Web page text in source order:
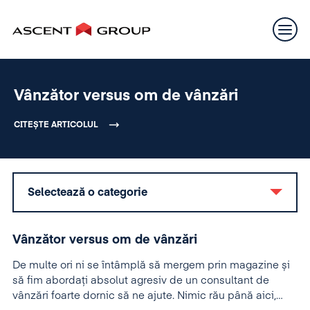
Vânzător versus om de vânzări
CITEȘTE ARTICOLUL
Selectează o categorie
Vânzător versus om de vânzări
De multe ori ni se întâmplă să mergem prin magazine și
să fim abordați absolut agresiv de un consultant de
vânzări foarte dornic să ne ajute. Nimic rău până aici,